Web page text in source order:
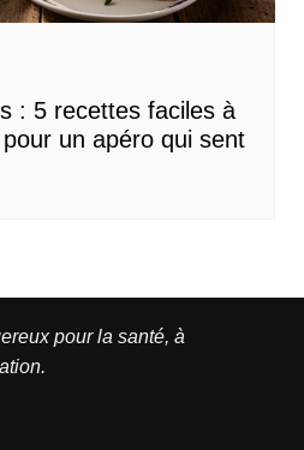
: 5 recettes faciles à
un apéro qui sent
pour la santé, à